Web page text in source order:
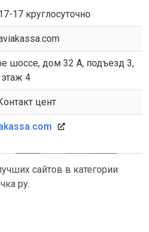
17 круглосуточно
шоссе, дом 32 А, подъезд 3,
этаж 4
цент
сайтов в категории
ру.